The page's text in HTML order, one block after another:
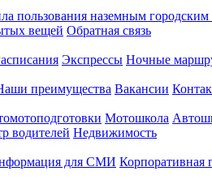
пользования наземным городским
вещей Обратная связь
Экспрессы Ночные
преимущества Вакансии
Мотошкола
водителей Недвижимость
для СМИ Корпоративная